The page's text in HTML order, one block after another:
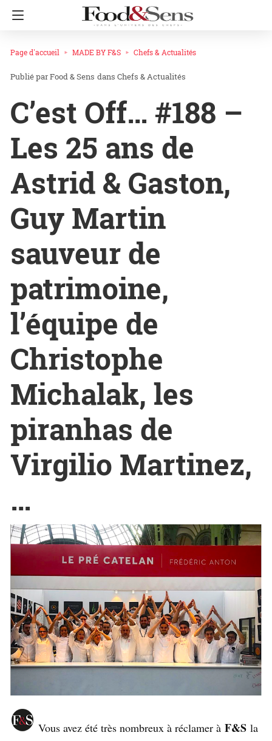
Page d'accueil MADE BY F&S Chefs & Actualités
Food & Sens dans Chefs & Actualités
C’est Off… #188 –
Les 25 ans de
Astrid & Gaston,
Guy Martin
sauveur de
patrimoine,
l’équipe de
Christophe
Michalak, les
piranhas de
Virgilio Martinez,
…
Vous avez été très nombreux à réclamer à F&S la